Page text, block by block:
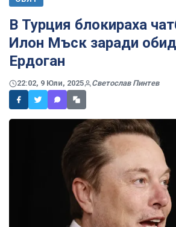
В Турция блокираха
Илон Мъск заради
Ердоган
22:02, 9 Юли, 2025 Светослав Пинтев